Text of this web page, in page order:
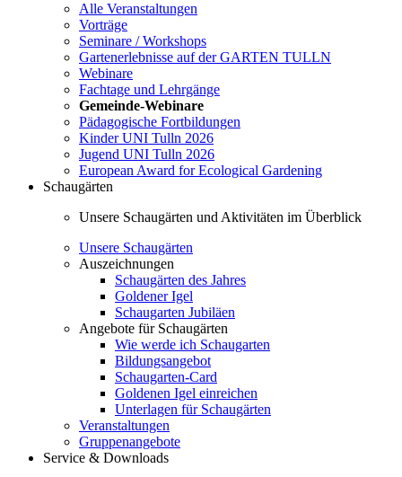
Alle Veranstaltungen
Vorträge
Seminare / Workshops
Gartenerlebnisse auf der GARTEN TULLN
Webinare
Fachtage und Lehrgänge
Gemeinde-Webinare
Pädagogische Fortbildungen
Kinder UNI Tulln 2026
Jugend UNI Tulln 2026
European Award for Ecological Gardening
Schaugärten
Unsere Schaugärten und Aktivitäten im Überblick
Unsere Schaugärten
Auszeichnungen
Schaugärten des Jahres
Goldener Igel
Schaugarten Jubiläen
Angebote für Schaugärten
Wie werde ich Schaugarten
Bildungsangebot
Schaugarten-Card
Goldenen Igel einreichen
Unterlagen für Schaugärten
Veranstaltungen
Gruppenangebote
Service & Downloads